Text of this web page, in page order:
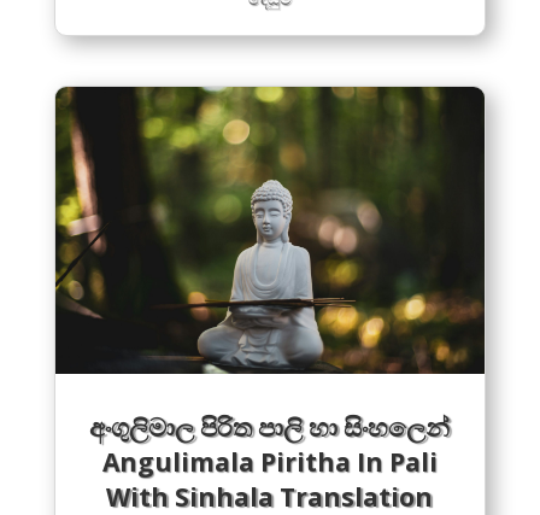
අංගුලිමාල පිරිත පාලි ​හා සිංහලෙ​න්
Angulimala Piritha In Pali
With Sinhala Translation